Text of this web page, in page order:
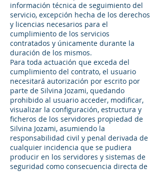
información técnica de seguimiento del
servicio, excepción hecha de los derechos
y licencias necesarios para el
cumplimiento de los servicios
contratados y únicamente durante la
duración de los mismos.
Para toda actuación que exceda del
cumplimiento del contrato, el usuario
necesitará autorización por escrito por
parte de Silvina Jozami, quedando
prohibido al usuario acceder, modificar,
visualizar la configuración, estructura y
ficheros de los servidores propiedad de
Silvina Jozami, asumiendo la
responsabilidad civil y penal derivada de
cualquier incidencia que se pudiera
producir en los servidores y sistemas de
seguridad como consecuencia directa de